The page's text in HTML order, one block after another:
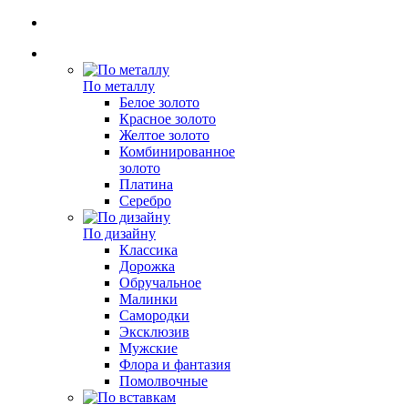
По металлу
Белое золото
Красное золото
Желтое золото
Комбинированное
золото
Платина
Серебро
По дизайну
Классика
Дорожка
Обручальное
Малинки
Самородки
Эксклюзив
Мужские
Флора и фантазия
Помолвочные